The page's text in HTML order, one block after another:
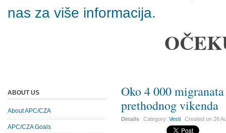
nas za više informacija.
Oko 4 000
prethodnog vikenda
Details Category:Vesti Created on26
ABOUT US
About APC/CZA
APC/CZA Goals